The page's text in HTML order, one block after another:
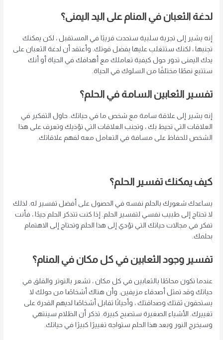
لدغة الثعبان في المنام على اليد اليمنى؟
إنه يشير إلى تجربة سلبية ستحدث قريبًا في المستقبل ، لكن يمكنك
تجنبها ، لكنك ستتغلب عليها بفضل قوتك. وأعتقد أن لدغة الثعبان على
يدك اليمنى تدور حول كيفية تعاملك مع أهدافك في الحياة أو أنك
ستتبع نمطًا مختلفًا من السلوك في الحياة.
تفسير الثعابين السامة في الحلم؟
إنه يشير إلى علاقة سامة مع شخص ما في حياتك. حاول التفكير في
العلاقات التي تحيط بك ، وتجنب العلاقات التي تؤذيك وتعرف على هذا
الشخص للحفاظ على مسافة في التعامل معه لفهم علاقاتك.
كيف يمكنك تفسير الحلم؟
يساعدك شعورك بالحلم نفسه في الحصول على أفضل تفسير له. لذلك
لا تحتاج إلى طبيب نفسي لتفسير الحلم. إذا كنت تتذكر الحلم جيدًا ، فأنت
تفكر في مجالات حياتك التي تؤدي إلى هذا الحلم وتحتاج إلى الاهتمام
بحلمك.
تفسير وجود الثعابين في كل مكان في المنام؟
عندما تكون محاطًا بالثعابين في كل مكان ، تشعر بالتوتر والقلق في
حياتك وقد تمثل أصدقاء مزيفين. وأن هناك أشخاصًا من حولك لا
يستحقون ثقتك وصداقتك ، وأحيانًا تقابل أشخاصًا لديهم القدرة على
تغييرك. الأشياء الصغيرة ستصبح كبيرة. تذكر أن الظلام سينتهي
وسيخرج النور وبعد هذا الحلم ستواجه تغييرًا كبيرًا في حياتك.